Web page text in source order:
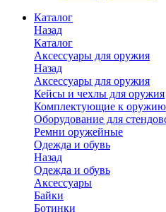
Каталог
Назад
Каталог
Аксессуары для оружия
Назад
Аксессуары для оружия
Кейсы и чехлы для оружия
Комплектующие к оружию
Оборудование для
Ремни оружейные
Одежда и обувь
Назад
Одежда и обувь
Аксессуары
Байки
Ботинки